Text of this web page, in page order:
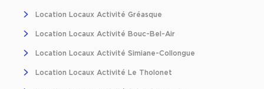
Location Locaux Activité Gréasque
Location Locaux Activité Bouc-Bel-Air
Location Locaux Activité Simiane-Collongue
Location Locaux Activité Le Tholonet